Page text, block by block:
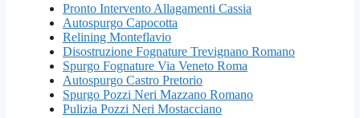
Pronto Intervento Allagamenti Cassia
Autospurgo Capocotta
Relining Monteflavio
Disostruzione Fognature Trevignano Romano
Spurgo Fognature Via Veneto Roma
Autospurgo Castro Pretorio
Spurgo Pozzi Neri Mazzano Romano
Pulizia Pozzi Neri Mostacciano